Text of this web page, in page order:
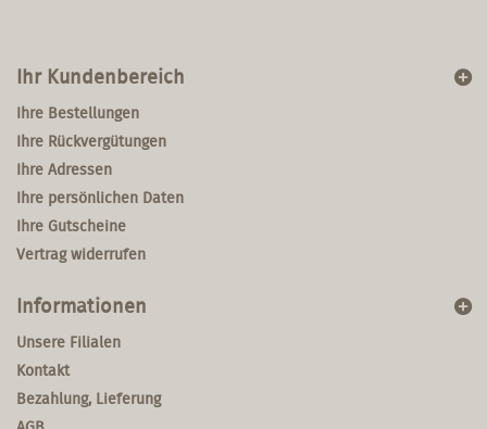
Ihr Kundenbereich
Ihre Bestellungen
Ihre Rückvergütungen
Ihre Adressen
Ihre persönlichen Daten
Ihre Gutscheine
Vertrag widerrufen
Informationen
Unsere Filialen
Kontakt
Bezahlung, Lieferung